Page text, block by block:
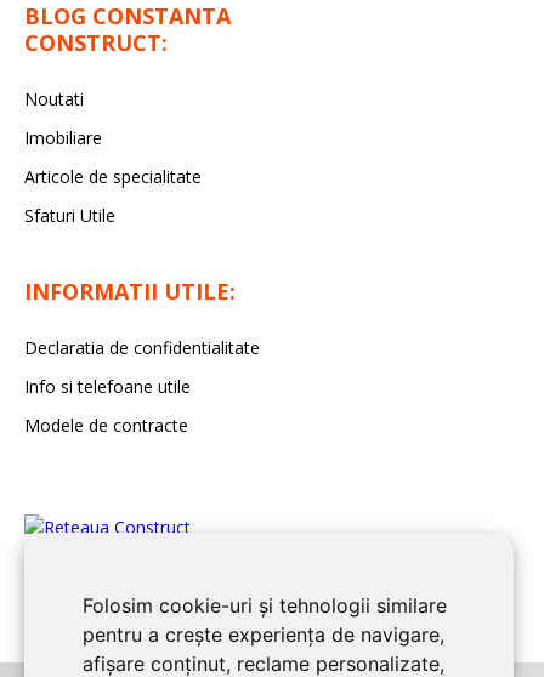
Folosim cookie-uri și tehnologii similare
pentru a crește experiența de navigare,
afișare conținut, reclame personalizate,
BLOG CONSTANTA
CONSTRUCT:
Noutati
Imobiliare
Articole de specialitate
Sfaturi Utile
INFORMATII UTILE:
Declaratia de confidentialitate
Info si telefoane utile
Modele de contracte